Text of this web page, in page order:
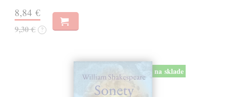
8,84 €
9,30 € ?
na sklade